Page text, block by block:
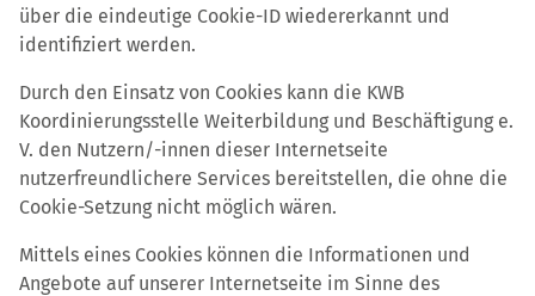
über die eindeutige Cookie-ID wiedererkannt und
identifiziert werden.
Durch den Einsatz von Cookies kann die KWB
Koordinierungsstelle Weiterbildung und Beschäftigung e.
V. den Nutzern/-innen dieser Internetseite
nutzerfreundlichere Services bereitstellen, die ohne die
Cookie-Setzung nicht möglich wären.
Mittels eines Cookies können die Informationen und
Angebote auf unserer Internetseite im Sinne des